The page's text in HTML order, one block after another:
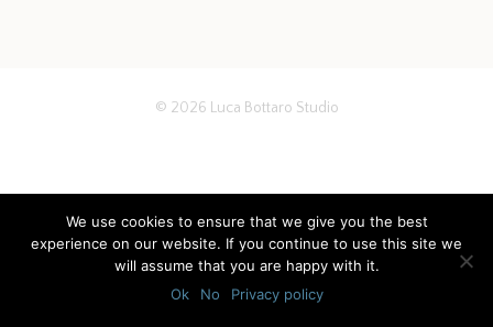
© 2026 Luca Bottaro Studio
We use cookies to ensure that we give you the best
experience on our website. If you continue to use this site we
will assume that you are happy with it.
Ok
No Privacy policy